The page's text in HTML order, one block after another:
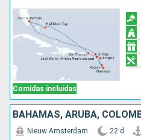
Comidas incluidas
Nieuw Amsterdam 22 d